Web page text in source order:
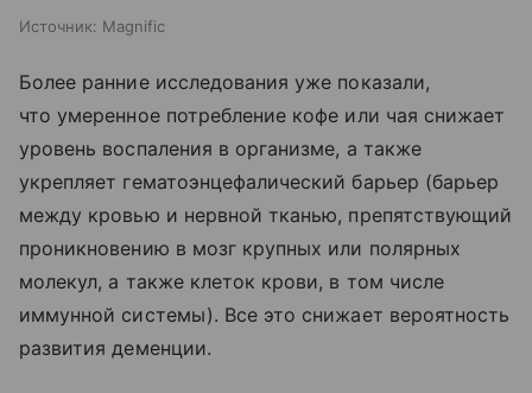
Источник: Magnific
Более ранние исследования уже показали,
что умеренное потребление кофе или чая снижает
уровень воспаления в организме, а также
укрепляет гематоэнцефалический барьер (барьер
между кровью и нервной тканью, препятствующий
проникновению в мозг крупных или полярных
молекул, а также клеток крови, в том числе
иммунной системы). Все это снижает вероятность
развития деменции.